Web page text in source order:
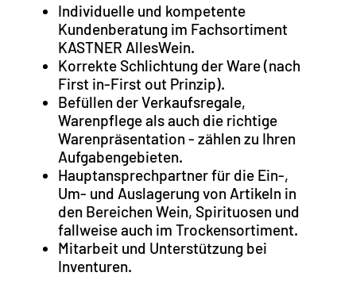
Individuelle und kompetente
Kundenberatung im Fachsortiment
KASTNER AllesWein.
Korrekte Schlichtung der Ware (nach
First in-First out Prinzip).
Befüllen der Verkaufsregale,
Warenpflege als auch die richtige
Warenpräsentation - zählen zu Ihren
Aufgabengebieten.
Hauptansprechpartner für die Ein-,
Um- und Auslagerung von Artikeln in
den Bereichen Wein, Spirituosen und
fallweise auch im Trockensortiment.
Mitarbeit und Unterstützung bei
Inventuren.